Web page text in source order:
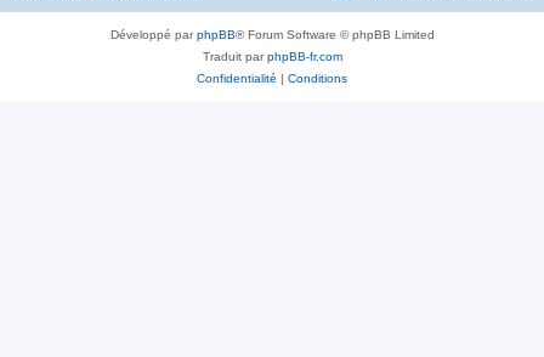
Développé parphpBB® Forum Software © phpBB Limited
Traduit parphpBB-fr.com
Confidentialité | Conditions